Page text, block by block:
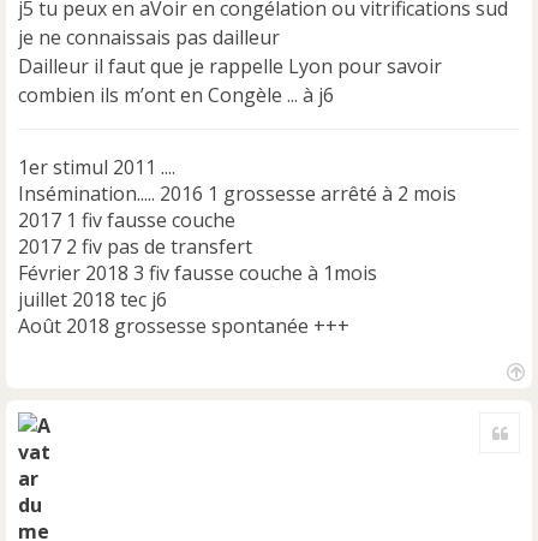
j5 tu peux en aVoir en congélation ou vitrifications sud
je ne connaissais pas dailleur
Dailleur il faut que je rappelle Lyon pour savoir
combien ils m’ont en Congèle ... à j6
1er stimul 2011 ....
Insémination..... 2016 1 grossesse arrêté à 2 mois
2017 1 fiv fausse couche
2017 2 fiv pas de transfert
Février 2018 3 fiv fausse couche à 1mois
juillet 2018 tec j6
Août 2018 grossesse spontanée +++